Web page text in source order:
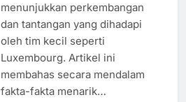
menunjukkan perkembangan
dan tantangan yang dihadapi
oleh tim kecil seperti
Luxembourg. Artikel ini
membahas secara mendalam
fakta-fakta menarik…